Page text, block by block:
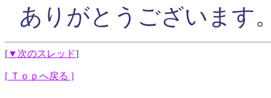
ありがとうございます
[▼次のスレッド]
[ Ｔｏｐへ戻る ]